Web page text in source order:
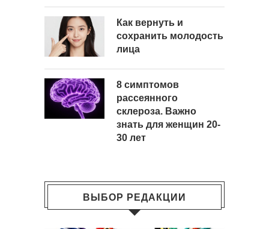
Как вернуть и
сохранить молодость
лица
8 симптомов
рассеянного
склероза. Важно
знать для женщин 20-
30 лет
ВЫБОР РЕДАКЦИИ